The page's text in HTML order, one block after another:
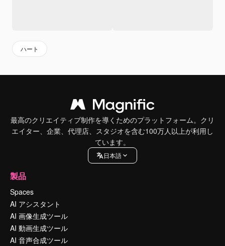
ハート
最高のクリエイティブ制作を導くためのプラットフォーム。クリ
エイター、企業、代理店、スタジオを含む100万人以上が利用し
ています。
日本語
製品
Spaces
AI アシスタント
AI 画像生成ツール
AI 動画生成ツール
AI 音声合成ツール